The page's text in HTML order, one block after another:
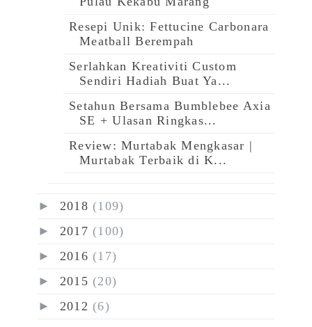
Resepi Unik: Fettucine Carbonara
Meatball Berempah
Serlahkan Kreativiti Custom
Sendiri Hadiah Buat Ya...
Setahun Bersama Bumblebee Axia
SE + Ulasan Ringkas...
Review: Murtabak Mengkasar |
Murtabak Terbaik di K...
► 2018 (109)
► 2017 (100)
► 2016 (17)
► 2015 (20)
► 2012 (6)